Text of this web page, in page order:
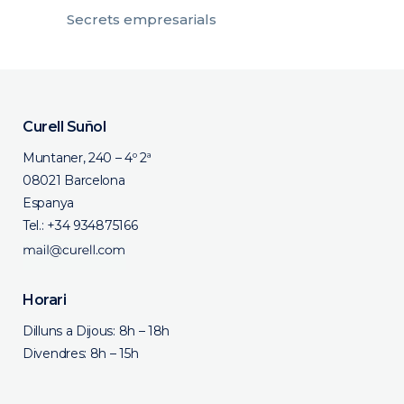
Secrets empresarials
Curell Suñol
Muntaner, 240 – 4º 2ª
08021 Barcelona
Espanya
Tel.: +34 934875166
Horari
Dilluns a Dijous: 8h – 18h
Divendres: 8h – 15h